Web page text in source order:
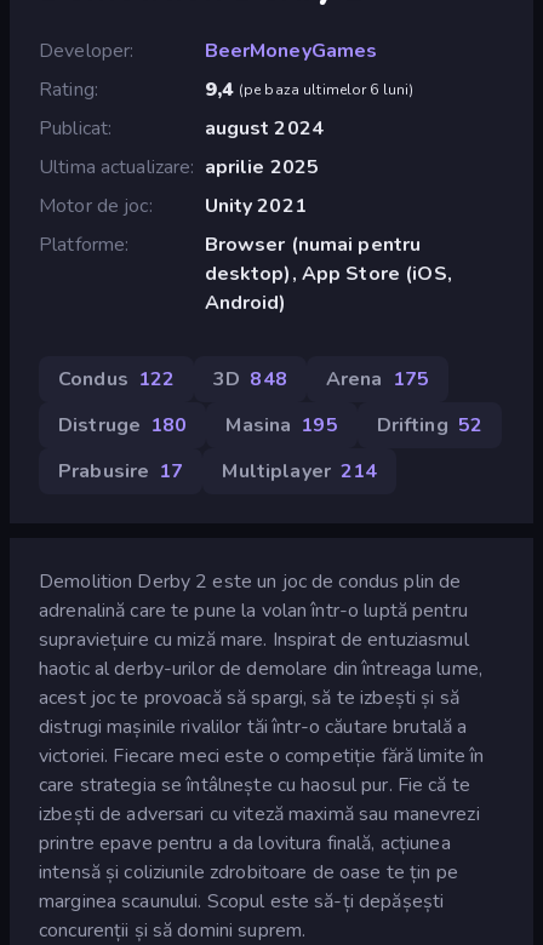
Developer
BeerMoneyGames
Rating
9,4 (pe baza ultimelor 6 luni)
Publicat
august 2024
Ultima actualizare
aprilie 2025
Motor de joc
Unity 2021
Platforme
Browser (numai pentru
desktop), App Store (iOS,
Android)
Condus 122 3D 848 Arena 175
Distruge 180 Masina 195 Drifting 52
Prabusire 17 Multiplayer 214
Demolition Derby 2 este un joc de condus plin de
adrenalină care te pune la volan într-o luptă pentru
supraviețuire cu miză mare. Inspirat de entuziasmul
haotic al derby-urilor de demolare din întreaga lume,
acest joc te provoacă să spargi, să te izbești și să
distrugi mașinile rivalilor tăi într-o căutare brutală a
victoriei. Fiecare meci este o competiție fără limite în
care strategia se întâlnește cu haosul pur. Fie că te
izbești de adversari cu viteză maximă sau manevrezi
printre epave pentru a da lovitura finală, acțiunea
intensă și coliziunile zdrobitoare de oase te țin pe
marginea scaunului. Scopul este să-ți depășești
concurenții și să domini suprem.